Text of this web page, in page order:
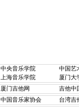
中央音乐学院
中国艺
上海音乐学院
厦门大
厦门吉他网
吉他中
中国音乐家协会
台湾吉